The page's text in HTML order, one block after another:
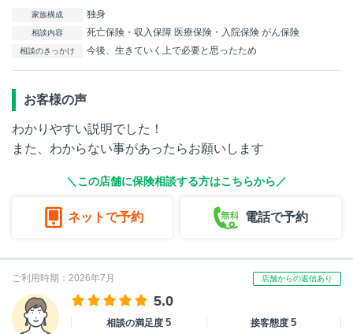
家族構成 独身
相談内容 死亡保険・収入保障 医療保険・入院保険 がん保険
相談のきっかけ 今後、生きていく上で必要と思ったため
お客様の声
わかりやすい説明でした！
また、わからない事があったらお願いします
＼この店舗に保険相談する方はこちらから／
ネットで予約 電話で予約
ご利用時期：2026年7月 店舗からの返信あり
5.0
相談の満足度5 接客態度5